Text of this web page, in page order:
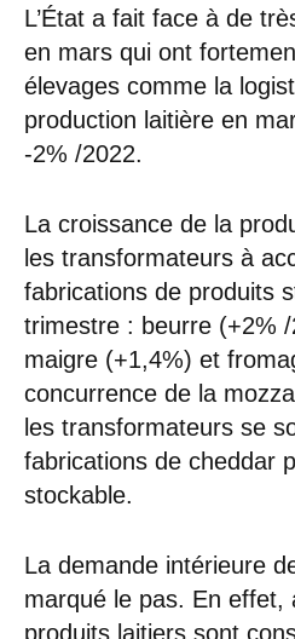
L’État a fait face à de
en mars qui ont
élevages comme la
production laitière en
-2% /2022.
La croissance de la
les transformateurs à
fabrications de produits
trimestre : beurre (+2%
maigre (+1,4%) et
concurrence de la
les transformateurs se
fabrications de cheddar
stockable.
La demande intérieure
marqué le pas. En effet,
produits laitiers sont